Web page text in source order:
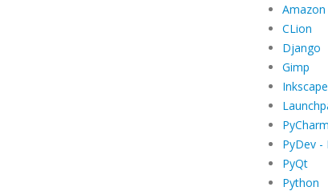
Amazon
CLion
Django
Gimp
Inkscape
PyCharm
PyDev -
PyQt
Python